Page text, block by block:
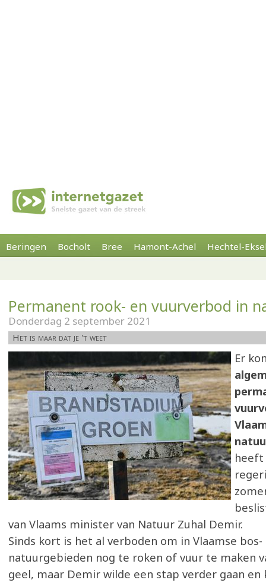
Beringen Bocholt Bree Hamont-Achel Hechtel-
Permanent rook- en vuurverbod in
Donderdag 2 september 2021
Het is maar dat je 't weet
Er
heeft
van Vlaams minister van Natuur Zuhal Demir.
Sinds kort is het al verboden om in Vlaamse bos-
natuurgebieden nog te roken of vuur te maken
geel, maar Demir wilde een stap verder gaan en